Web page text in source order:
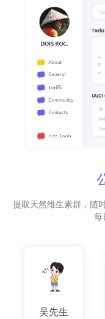
提取天然维生素群，随
每
吴先生